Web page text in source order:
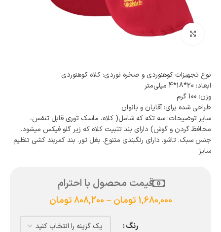
بزرگنمایی تصویر
نوع تجهیزات کوهنوردی و صخره نوردی: کلاه کوهنوردی
ابعاد: 20*18*4 میلی‌متر
وزن: 100 گرم
طراحی شده برای: آقایان و بانوان
سایر توضیحات: سه تکه که شامل( کلاه، ماسک توری قابل تنفس،
محافظ گردن و گوش) دارای بند تثبیت کلاه که زیر گلو فیکس میشود.
جنس سبک. تاشو. دارای رنگبندی متنوع. بغل تور. بند کمربند کشی تنظیم
سایز
قیمت محصول با احترام
1,680,000 تومان –
808,200تومان
رنگ